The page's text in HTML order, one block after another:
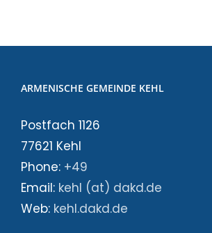
ARMENISCHE GEMEINDE KEHL
Postfach 1126
77621 Kehl
Phone: +49
Email: kehl (at) dakd.de
Web: kehl.dakd.de